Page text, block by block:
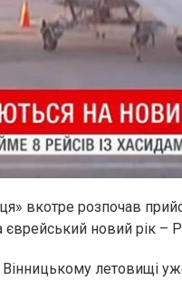
вкотре розпочав
новий рік –
летовищі